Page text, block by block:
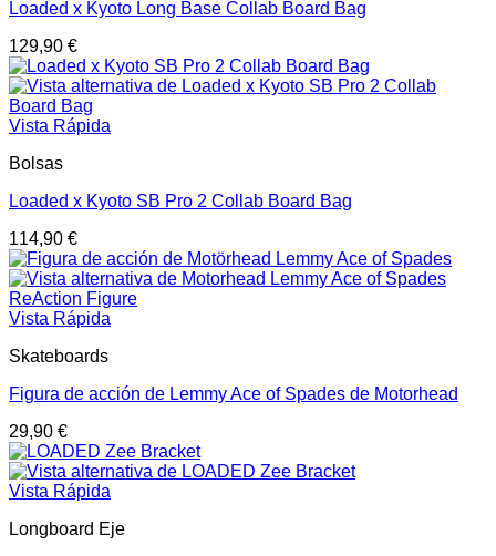
Loaded x Kyoto Long Base Collab Board Bag
129,90 €
Vista Rápida
Bolsas
Loaded x Kyoto SB Pro 2 Collab Board Bag
114,90 €
Vista Rápida
Skateboards
Figura de acción de Lemmy Ace of Spades de Motorhead
29,90 €
Vista Rápida
Longboard Eje